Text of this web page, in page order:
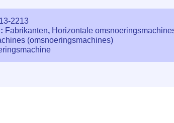
2213
Fabrikanten, Horizontale
(omsnoeringsmachines)